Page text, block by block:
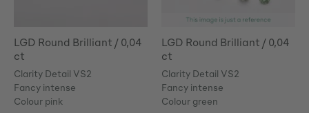
LGD Round Brilliant / 0,04
ct
Clarity Detail VS2
Fancy intense
Colour pink
LGD Round Brilliant / 0,04
ct
Clarity Detail VS2
Fancy intense
Colour green